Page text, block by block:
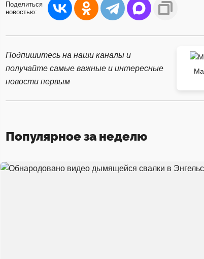
Поделиться
новостью:
Подпишитесь на наши каналы и
получайте самые важные и интересные
новости первым
Популярное за неделю